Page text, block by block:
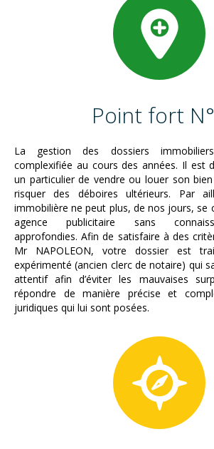
Point fort
La gestion des dossiers
complexifiée au cours des années. Il est
un particulier de vendre ou louer son
risquer des déboires ultérieurs. Par
immobilière ne peut plus, de nos jours, se
agence publicitaire sans
approfondies. Afin de satisfaire à des
Mr NAPOLEON, votre dossier est
expérimenté (ancien clerc de notaire) qui
attentif afin d’éviter les mauvaises
répondre de manière précise et
juridiques qui lui sont posées.